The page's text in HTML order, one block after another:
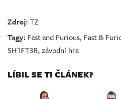
Zdroj:TZ
Tagy: Fast and Furious, Fast &
SH1FT3R,závodní hra
LÍBIL SE TI ČLÁNEK?